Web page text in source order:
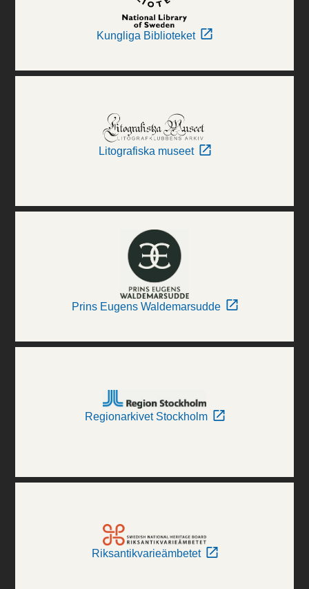
Kungliga Biblioteket
Litografiska museet
Prins Eugens Waldemarsudde
Regionarkivet Stockholm
Riksantikvarieämbetet